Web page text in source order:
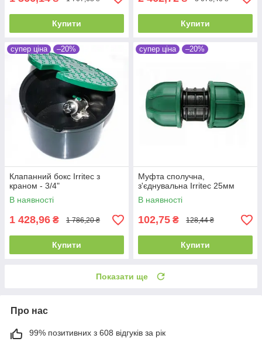
Купити Купити
супер ціна –20%
Клапанний бокс Irritec з
краном - 3/4"
В наявності
1 428,96 ₴ 1 786,20 ₴
Купити
супер ціна –20%
Муфта сполучна,
з'єднувальна Irritec 25мм
В наявності
102,75 ₴ 128,44 ₴
Купити
Показати ще
Про нас
99% позитивних з 608 відгуків за рік